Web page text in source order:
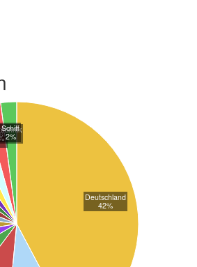
Deutschland
42%
Schiff
2%